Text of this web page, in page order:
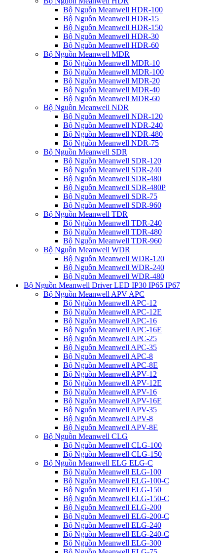
Bộ Nguồn Meanwell HDR-100
Bộ Nguồn Meanwell HDR-15
Bộ Nguồn Meanwell HDR-150
Bộ Nguồn Meanwell HDR-30
Bộ Nguồn Meanwell HDR-60
Bộ Nguồn Meanwell MDR
Bộ Nguồn Meanwell MDR-10
Bộ Nguồn Meanwell MDR-100
Bộ Nguồn Meanwell MDR-20
Bộ Nguồn Meanwell MDR-40
Bộ Nguồn Meanwell MDR-60
Bộ Nguồn Meanwell NDR
Bộ Nguồn Meanwell NDR-120
Bộ Nguồn Meanwell NDR-240
Bộ Nguồn Meanwell NDR-480
Bộ Nguồn Meanwell NDR-75
Bộ Nguồn Meanwell SDR
Bộ Nguồn Meanwell SDR-120
Bộ Nguồn Meanwell SDR-240
Bộ Nguồn Meanwell SDR-480
Bộ Nguồn Meanwell SDR-480P
Bộ Nguồn Meanwell SDR-75
Bộ Nguồn Meanwell SDR-960
Bộ Nguồn Meanwell TDR
Bộ Nguồn Meanwell TDR-240
Bộ Nguồn Meanwell TDR-480
Bộ Nguồn Meanwell TDR-960
Bộ Nguồn Meanwell WDR
Bộ Nguồn Meanwell WDR-120
Bộ Nguồn Meanwell WDR-240
Bộ Nguồn Meanwell WDR-480
Bộ Nguồn Meanwell Driver LED IP30 IP65 IP67
Bộ Nguồn Meanwell APV APC
Bộ Nguồn Meanwell APC-12
Bộ Nguồn Meanwell APC-12E
Bộ Nguồn Meanwell APC-16
Bộ Nguồn Meanwell APC-16E
Bộ Nguồn Meanwell APC-25
Bộ Nguồn Meanwell APC-35
Bộ Nguồn Meanwell APC-8
Bộ Nguồn Meanwell APC-8E
Bộ Nguồn Meanwell APV-12
Bộ Nguồn Meanwell APV-12E
Bộ Nguồn Meanwell APV-16
Bộ Nguồn Meanwell APV-16E
Bộ Nguồn Meanwell APV-35
Bộ Nguồn Meanwell APV-8
Bộ Nguồn Meanwell APV-8E
Bộ Nguồn Meanwell CLG
Bộ Nguồn Meanwell CLG-100
Bộ Nguồn Meanwell CLG-150
Bộ Nguồn Meanwell ELG ELG-C
Bộ Nguồn Meanwell ELG-100
Bộ Nguồn Meanwell ELG-100-C
Bộ Nguồn Meanwell ELG-150
Bộ Nguồn Meanwell ELG-150-C
Bộ Nguồn Meanwell ELG-200
Bộ Nguồn Meanwell ELG-200-C
Bộ Nguồn Meanwell ELG-240
Bộ Nguồn Meanwell ELG-240-C
Bộ Nguồn Meanwell ELG-300